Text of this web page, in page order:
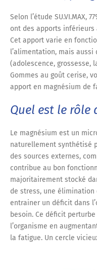
Selon l’étude SU.VI.MAX,
ont des apports
Cet apport varie en
l’alimentation, mais
(adolescence, grossesse,
Gommes au goût cerise,
apport en magnésium de
Quel est le rôle
Le magnésium est un
naturellement synthétisé
des sources externes,
contribue au bon
majoritairement stocké
de stress, une
entrainer un déficit dans
besoin. Ce déficit
l’organisme en
la fatigue. Un cercle